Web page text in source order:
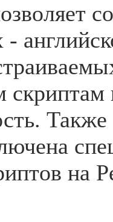
-
Также
на